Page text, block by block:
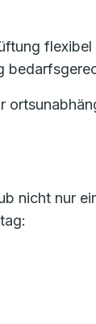
nicht nur